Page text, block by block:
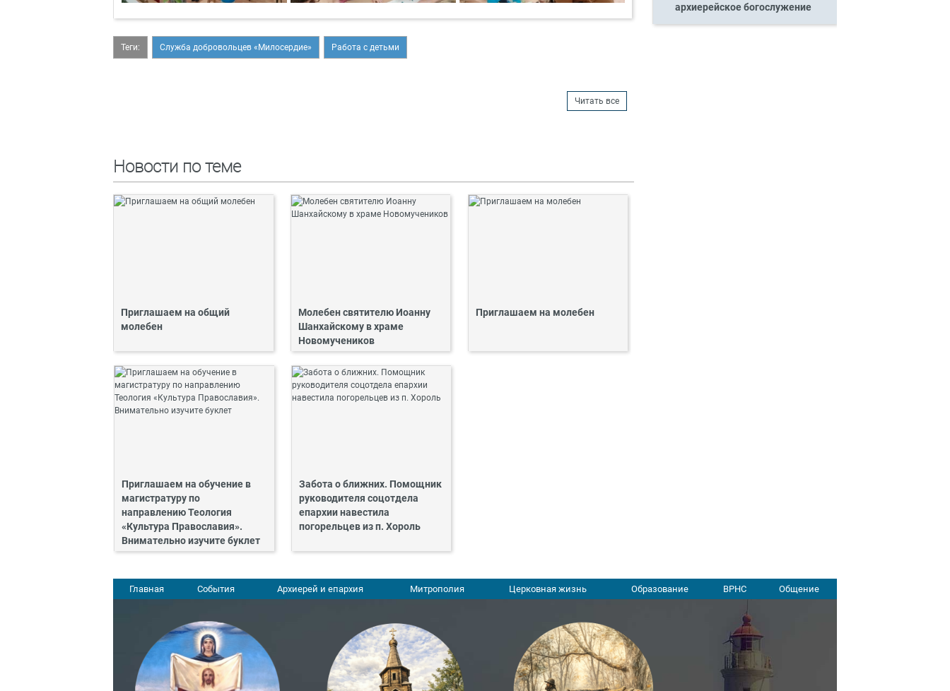
Теги: Служба добровольцев «Милосердие» Работа с детьми
Читать все
Новости по теме
Приглашаем на общий
молебен
Молебен святителю Иоанну
Шанхайскому в храме
Новомучеников
Приглашаем на молебен
Приглашаем на обучение в
магистратуру по
направлению Теология
«Культура Православия».
Внимательно изучите буклет
Забота о ближних. Помощник
руководителя соцотдела
епархии навестила
погорельцев из п. Хороль
архиерейское богослужение
Главная События Архиерей и епархия Митрополия Церковная жизнь Образование ВРНС Общение